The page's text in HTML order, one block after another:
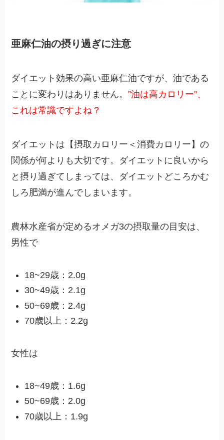
亜麻仁油の摂り過ぎに注意
ダイエット効果の高い亜麻仁油ですが、油である
ことに変わりはありません。”油は高カロリー”、
これは常識ですよね？
ダイエットは【摂取カロリー＜消費カロリー】の
関係が何よりも大切です。ダイエットに良いから
と摂り過ぎてしまっては、ダイエットどころかむ
しろ肥満が進んでしまいます。
農林水産省が定めるオメガ3の摂取量の目安は、
男性で
18~29歳：2.0g
30~49歳：2.1g
50~69歳：2.4g
70歳以上：2.2g
女性は
18~49歳：1.6g
50~69歳：2.0g
70歳以上：1.9g